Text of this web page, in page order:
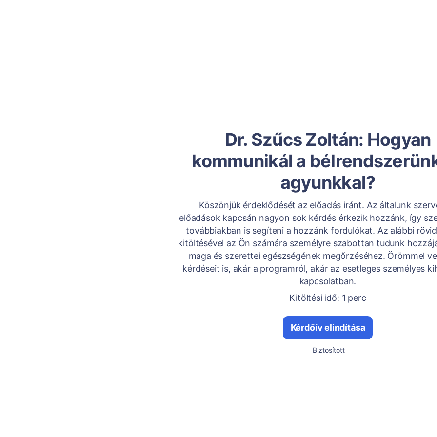
Dr. Szűcs Zoltán: Hogyan
kommunikál a
agyunkkal?
Köszönjük érdeklődését az előadás iránt. Az általunk
előadások kapcsán nagyon sok kérdés érkezik hozzánk, így
továbbiakban is segíteni a hozzánk fordulókat. Az alábbi
kitöltésével az Ön számára személyre szabottan tudunk
maga és szerettei egészségének megőrzéséhez. Örömmel
kérdéseit is, akár a programról, akár az esetleges személyes
kapcsolatban.
Kitöltési idő: 1 perc
Kérdőív elindítása
Biztosított